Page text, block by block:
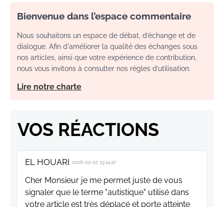
Bienvenue dans l’espace commentaire
Nous souhaitons un espace de débat, d’échange et de
dialogue. Afin d'améliorer la qualité des échanges sous
nos articles, ainsi que votre expérience de contribution,
nous vous invitons à consulter nos règles d’utilisation.
Lire notre charte
VOS RÉACTIONS
EL HOUARI 2026-02-02 19:14:47
Cher Monsieur je me permet juste de vous
signaler que le terme "autistique" utilisé dans
votre article est très déplacé et porte atteinte